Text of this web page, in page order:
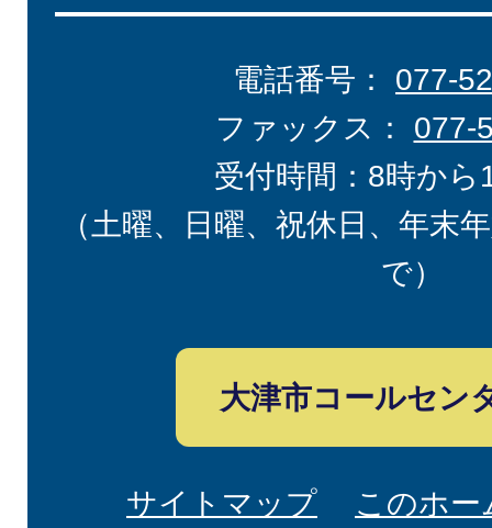
電話番号： 077-
ファックス： 077-
受付時間：8時から
（土曜、日曜、祝休日、年末
で）
大津市コールセン
サイトマップ このホ